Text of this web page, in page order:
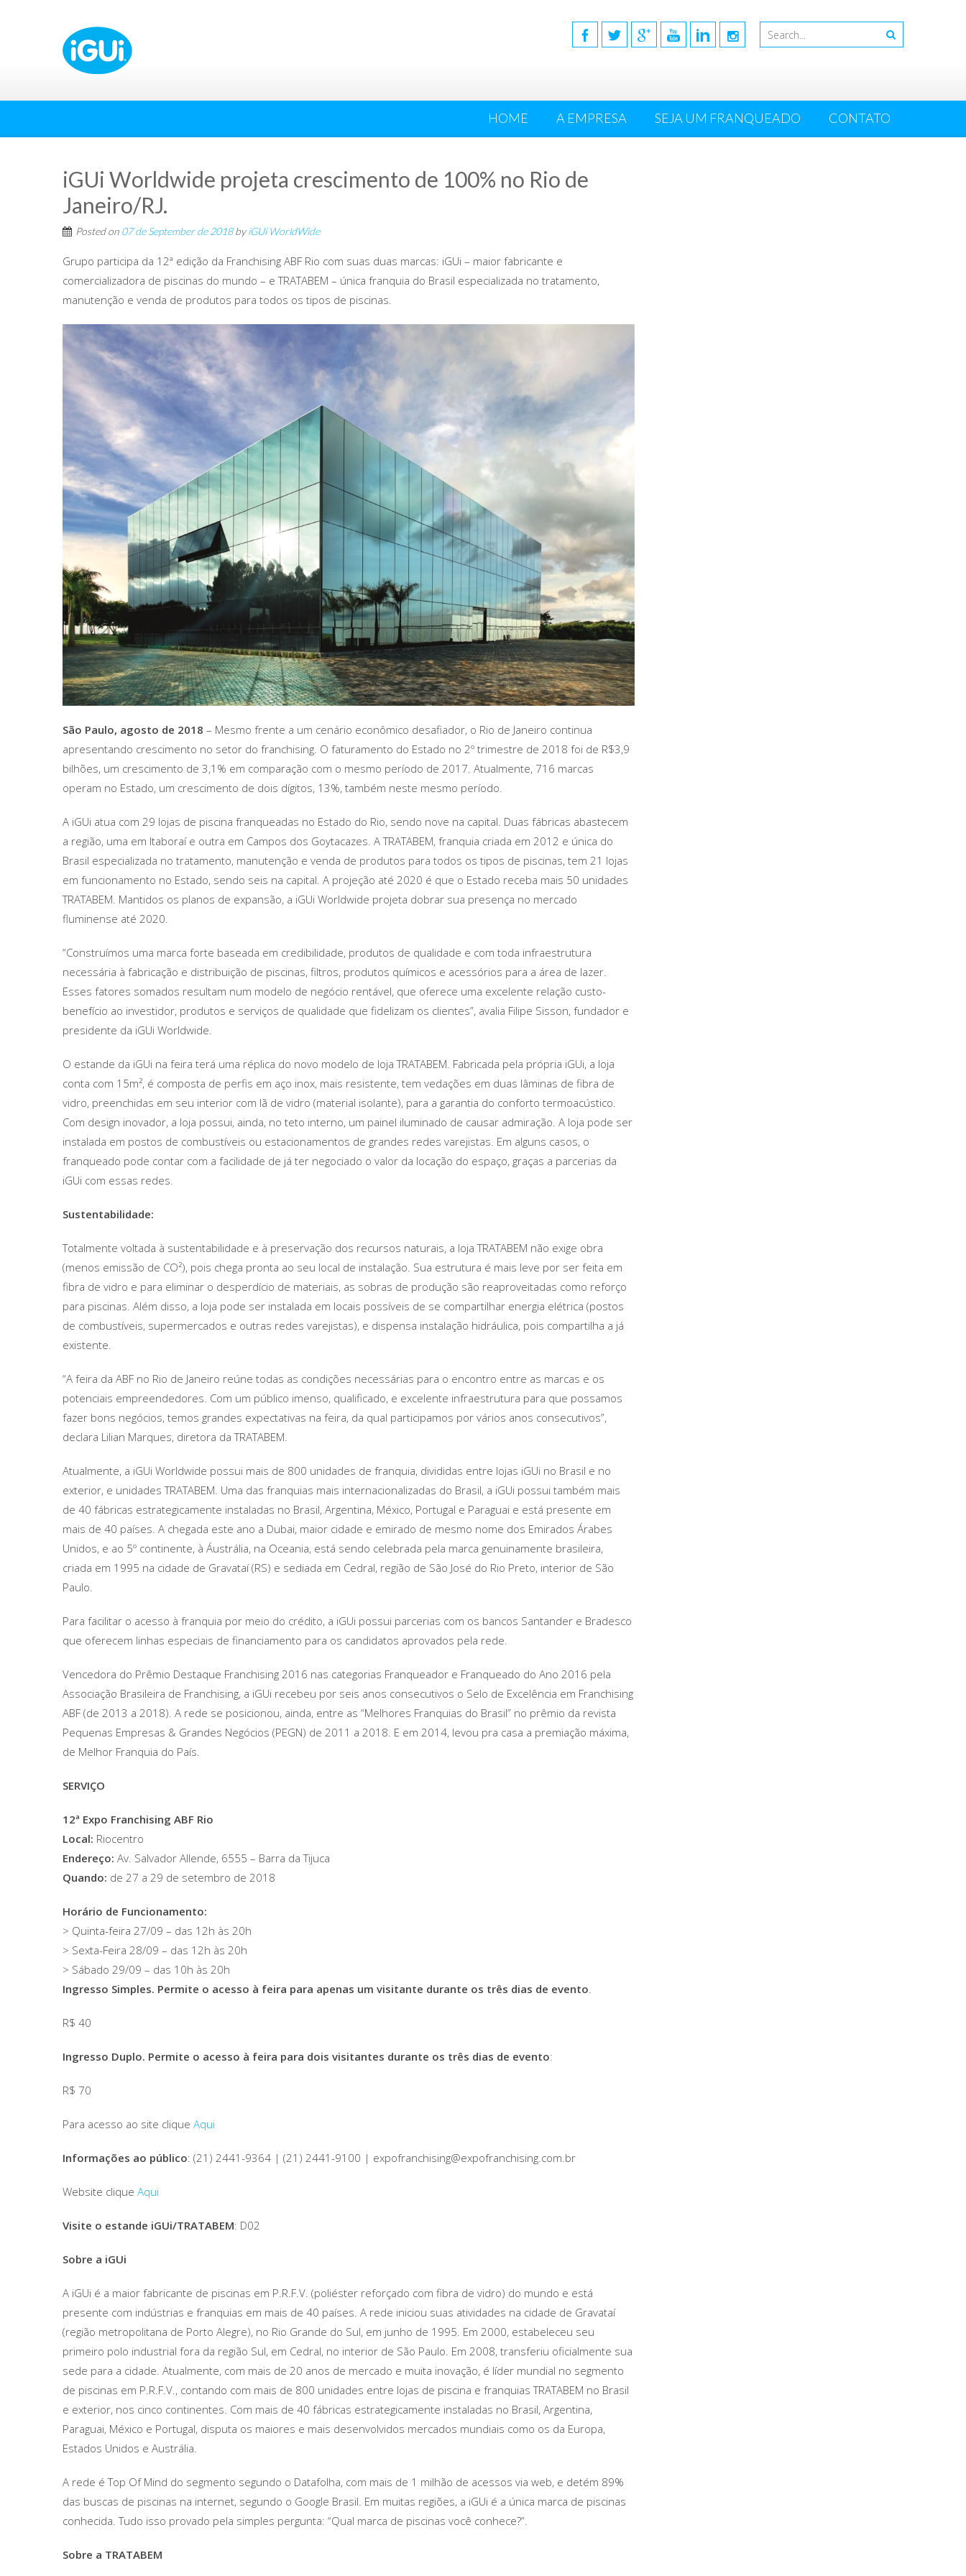
HOME A EMPRESA SEJA UM FRANQUEADO CONTATO
iGUi Worldwide projeta crescimento de 100% no Rio de
Janeiro/RJ.
Posted on 07 de September de 2018byiGUi WorldWide
Grupo participa da 12ª edição da Franchising ABF Rio com suas duas marcas: iGUi – maior fabricante e
comercializadora de piscinas do mundo – e TRATABEM – única franquia do Brasil especializada no tratamento,
manutenção e venda de produtos para todos os tipos de piscinas.
São Paulo, agosto de 2018 – Mesmo frente a um cenário econômico desafiador, o Rio de Janeiro continua
apresentando crescimento no setor do franchising. O faturamento do Estado no 2º trimestre de 2018 foi de R$3,9
bilhões, um crescimento de 3,1% em comparação com o mesmo período de 2017. Atualmente, 716 marcas
operam no Estado, um crescimento de dois dígitos, 13%, também neste mesmo período.
A iGUi atua com 29 lojas de piscina franqueadas no Estado do Rio, sendo nove na capital. Duas fábricas abastecem
a região, uma em Itaboraí e outra em Campos dos Goytacazes. A TRATABEM, franquia criada em 2012 e única do
Brasil especializada no tratamento, manutenção e venda de produtos para todos os tipos de piscinas, tem 21 lojas
em funcionamento no Estado, sendo seis na capital. A projeção até 2020 é que o Estado receba mais 50 unidades
TRATABEM. Mantidos os planos de expansão, a iGUi Worldwide projeta dobrar sua presença no mercado
fluminense até 2020.
“Construímos uma marca forte baseada em credibilidade, produtos de qualidade e com toda infraestrutura
necessária à fabricação e distribuição de piscinas, filtros, produtos químicos e acessórios para a área de lazer.
Esses fatores somados resultam num modelo de negócio rentável, que oferece uma excelente relação custo-
benefício ao investidor, produtos e serviços de qualidade que fidelizam os clientes”, avalia Filipe Sisson, fundador e
presidente da iGUi Worldwide.
O estande da iGUi na feira terá uma réplica do novo modelo de loja TRATABEM. Fabricada pela própria iGUi, a loja
conta com 15m², é composta de perfis em aço inox, mais resistente, tem vedações em duas lâminas de fibra de
vidro, preenchidas em seu interior com lã de vidro (material isolante), para a garantia do conforto termoacústico.
Com design inovador, a loja possui, ainda, no teto interno, um painel iluminado de causar admiração. A loja pode ser
instalada em postos de combustíveis ou estacionamentos de grandes redes varejistas. Em alguns casos, o
franqueado pode contar com a facilidade de já ter negociado o valor da locação do espaço, graças a parcerias da
iGUi com essas redes.
Sustentabilidade:
Totalmente voltada à sustentabilidade e à preservação dos recursos naturais, a loja TRATABEM não exige obra
(menos emissão de CO²), pois chega pronta ao seu local de instalação. Sua estrutura é mais leve por ser feita em
fibra de vidro e para eliminar o desperdício de materiais, as sobras de produção são reaproveitadas como reforço
para piscinas. Além disso, a loja pode ser instalada em locais possíveis de se compartilhar energia elétrica (postos
de combustíveis, supermercados e outras redes varejistas), e dispensa instalação hidráulica, pois compartilha a já
existente.
“A feira da ABF no Rio de Janeiro reúne todas as condições necessárias para o encontro entre as marcas e os
potenciais empreendedores. Com um público imenso, qualificado, e excelente infraestrutura para que possamos
fazer bons negócios, temos grandes expectativas na feira, da qual participamos por vários anos consecutivos”,
declara Lilian Marques, diretora da TRATABEM.
Atualmente, a iGUi Worldwide possui mais de 800 unidades de franquia, divididas entre lojas iGUi no Brasil e no
exterior, e unidades TRATABEM. Uma das franquias mais internacionalizadas do Brasil, a iGUi possui também mais
de 40 fábricas estrategicamente instaladas no Brasil, Argentina, México, Portugal e Paraguai e está presente em
mais de 40 países. A chegada este ano a Dubai, maior cidade e emirado de mesmo nome dos Emirados Árabes
Unidos, e ao 5º continente, à Áustrália, na Oceania, está sendo celebrada pela marca genuinamente brasileira,
criada em 1995 na cidade de Gravataí (RS) e sediada em Cedral, região de São José do Rio Preto, interior de São
Paulo.
Para facilitar o acesso à franquia por meio do crédito, a iGUi possui parcerias com os bancos Santander e Bradesco
que oferecem linhas especiais de financiamento para os candidatos aprovados pela rede.
Vencedora do Prêmio Destaque Franchising 2016 nas categorias Franqueador e Franqueado do Ano 2016 pela
Associação Brasileira de Franchising, a iGUi recebeu por seis anos consecutivos o Selo de Excelência em Franchising
ABF (de 2013 a 2018). A rede se posicionou, ainda, entre as “Melhores Franquias do Brasil” no prêmio da revista
Pequenas Empresas & Grandes Negócios (PEGN) de 2011 a 2018. E em 2014, levou pra casa a premiação máxima,
de Melhor Franquia do País.
SERVIÇO
12ª Expo Franchising ABF Rio
Local: Riocentro
Endereço: Av. Salvador Allende, 6555 – Barra da Tijuca
Quando: de 27 a 29 de setembro de 2018
Horário de Funcionamento:
> Quinta-feira 27/09 – das 12h às 20h
> Sexta-Feira 28/09 – das 12h às 20h
> Sábado 29/09 – das 10h às 20h
Ingresso Simples. Permite o acesso à feira para apenas um visitante durante os três dias de evento.
R$ 40
Ingresso Duplo. Permite o acesso à feira para dois visitantes durante os três dias de evento:
R$ 70
Para acesso ao site clique Aqui
Informações ao público: (21) 2441-9364 | (21) 2441-9100 | expofranchising@expofranchising.com.br
Website clique Aqui
Visite o estande iGUi/TRATABEM: D02
Sobre a iGUi
A iGUi é a maior fabricante de piscinas em P.R.F.V. (poliéster reforçado com fibra de vidro) do mundo e está
presente com indústrias e franquias em mais de 40 países. A rede iniciou suas atividades na cidade de Gravataí
(região metropolitana de Porto Alegre), no Rio Grande do Sul, em junho de 1995. Em 2000, estabeleceu seu
primeiro polo industrial fora da região Sul, em Cedral, no interior de São Paulo. Em 2008, transferiu oficialmente sua
sede para a cidade. Atualmente, com mais de 20 anos de mercado e muita inovação, é líder mundial no segmento
de piscinas em P.R.F.V., contando com mais de 800 unidades entre lojas de piscina e franquias TRATABEM no Brasil
e exterior, nos cinco continentes. Com mais de 40 fábricas estrategicamente instaladas no Brasil, Argentina,
Paraguai, México e Portugal, disputa os maiores e mais desenvolvidos mercados mundiais como os da Europa,
Estados Unidos e Austrália.
A rede é Top Of Mind do segmento segundo o Datafolha, com mais de 1 milhão de acessos via web, e detém 89%
das buscas de piscinas na internet, segundo o Google Brasil. Em muitas regiões, a iGUi é a única marca de piscinas
conhecida. Tudo isso provado pela simples pergunta: “Qual marca de piscinas você conhece?”.
Sobre a TRATABEM